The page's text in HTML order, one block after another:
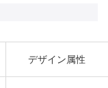
デザイン属性